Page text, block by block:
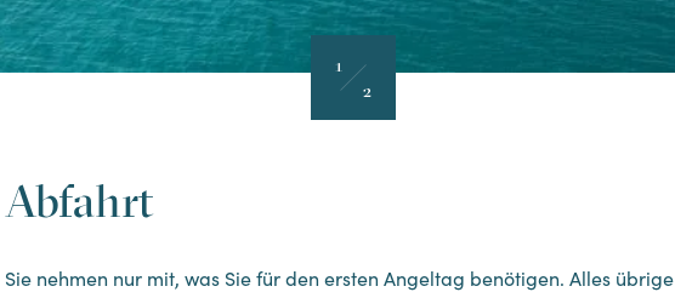
1
2
Abfahrt
Sie nehmen nur mit, was Sie für den ersten Angeltag benötigen. Alles übrige